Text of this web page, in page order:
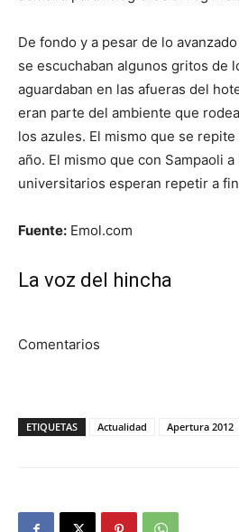
De fondo y a pesar de lo
se escuchaban algunos gritos de
aguardaban en las afueras del
eran parte del ambiente que
los azules. El mismo que se
año. El mismo que con Sampaoli a
universitarios esperan repetir a
Fuente: Emol.com
La voz del hincha
Comentarios
ETIQUETAS Actualidad Apertura 2012